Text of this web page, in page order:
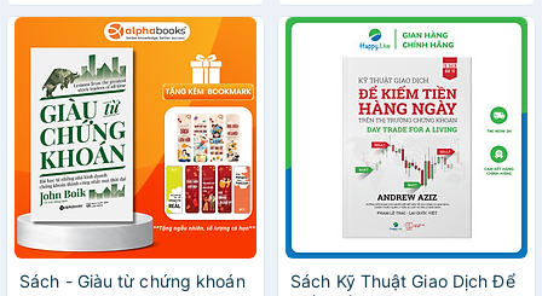
Sách - Giàu từ chứng khoán
Sách Kỹ Thuật Giao Dịch Để